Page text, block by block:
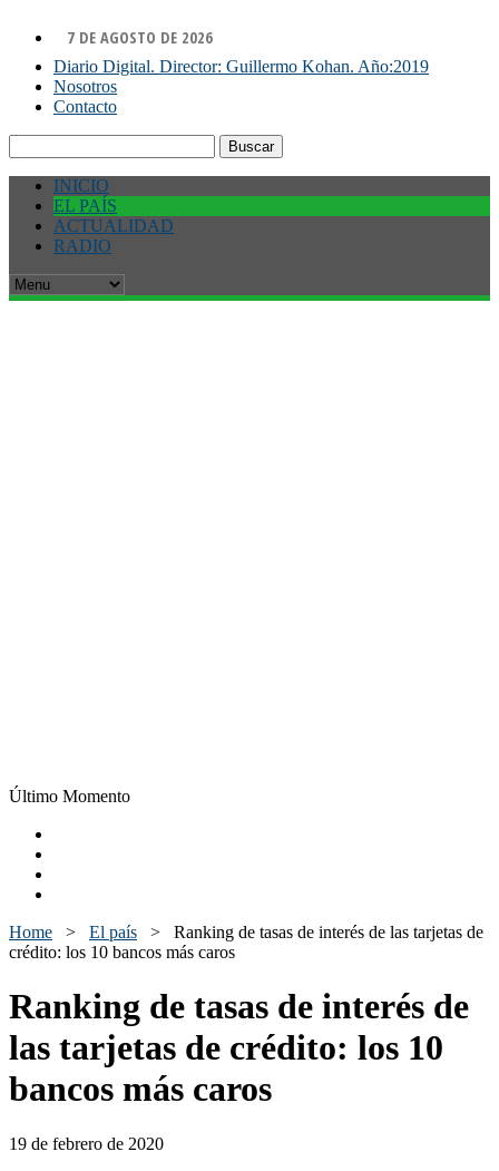
7 DE AGOSTO DE 2026
Diario Digital. Director: Guillermo Kohan. Año:2019
Nosotros
Contacto
INICIO
EL PAÍS
ACTUALIDAD
RADIO
Último Momento
Home > El país > Ranking de tasas de interés de las tarjetas de
crédito: los 10 bancos más caros
Ranking de tasas de interés de
las tarjetas de crédito: los 10
bancos más caros
19 de febrero de 2020